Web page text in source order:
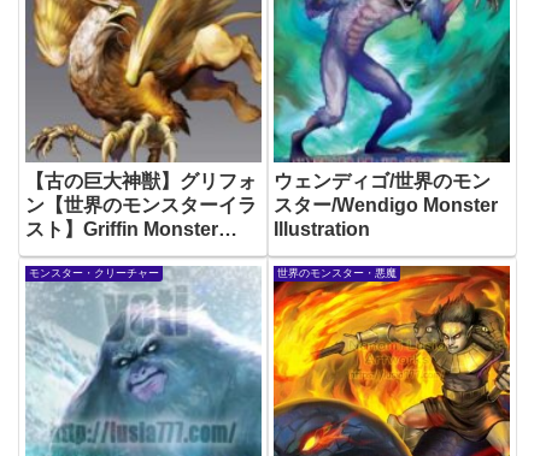
【古の巨大神獣】グリフォ
ン【世界のモンスターイラ
スト】Griffin Monster
Illustration
ウェンディゴ/世界のモン
スター/Wendigo Monster
Illustration
モンスター・クリーチャー 世界のモンスター・悪魔